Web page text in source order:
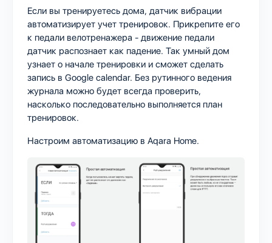
Если вы тренируетесь дома, датчик вибрации
автоматизирует учет тренировок. Прикрепите его
к педали велотренажера - движение педали
датчик распознает как падение. Так умный дом
узнает о начале тренировки и сможет сделать
запись в Google calendar. Без рутинного ведения
журнала можно будет всегда проверить,
насколько последовательно выполняется план
тренировок.
Настроим автоматизацию в Aqara Home.